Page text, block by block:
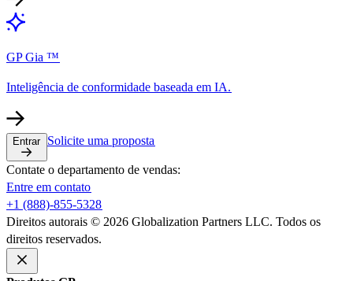
GP Gia ™​​
Inteligência de conformidade baseada em IA.​​
Entrar​​ Solicite uma proposta​​
Contate o departamento de vendas:​​
Entre em contato​​
+1 (888)-855-5328​​
Direitos autorais © 2026 Globalization Partners LLC. Todos os
direitos reservados.​​